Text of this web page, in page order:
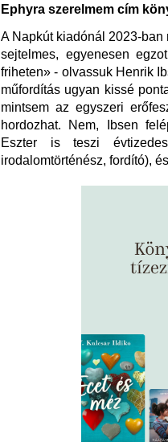
Ephyra szerelmem cím
A Napkút kiadónál 2023-
sejtelmes, egyenesen
friheten» - olvassuk Henrik
műfordítás ugyan kissé
mintsem az egyszeri
hordozhat. Nem, Ibsen
Eszter is teszi
irodalomtörténész, fordító),